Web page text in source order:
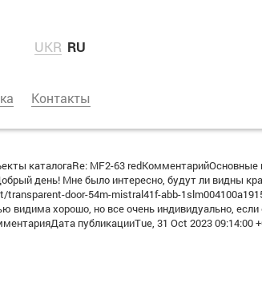
UKR RU
Контакты
каталогаRe: MF2-63
день! Мне было интересно, будут ли видны
door-54m-mistral41f-abb-
видима хорошо, но все очень индивидуально,
публикацииTue, 31 Oct 2023 09:14:00